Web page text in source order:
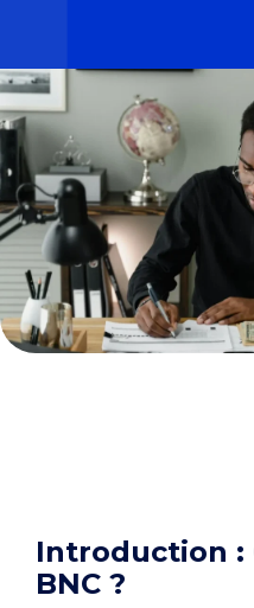
Introduction :
BNC ?